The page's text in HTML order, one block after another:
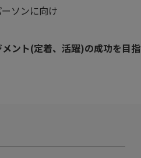
ソンに向け
ント(定着、活躍)の成功を目指